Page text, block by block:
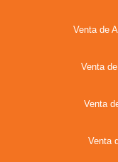
Venta de
Venta
Venta
Venta